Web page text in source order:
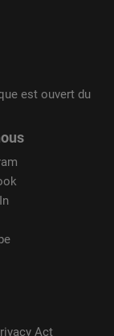
est ouvert du